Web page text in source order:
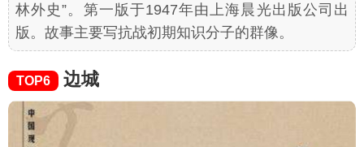
林外史”。第一版于1947年由上海晨光出版公司出
版。故事主要写抗战初期知识分子的群像。
TOP6 边城